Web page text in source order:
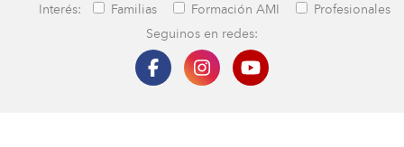
Interés: Familias Formación AMI
Profesionales
Seguinos en redes: